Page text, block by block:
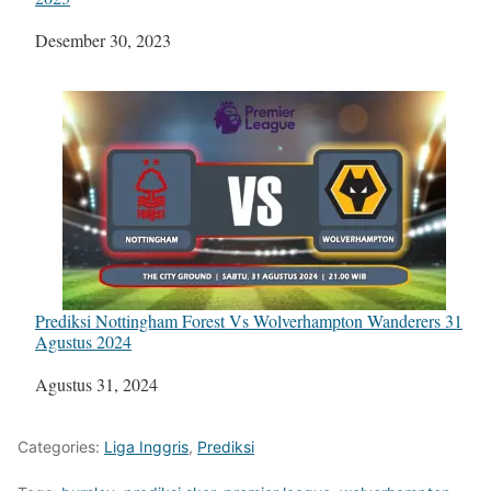
Tanggal
Desember 30, 2023
Prediksi Nottingham Forest Vs Wolverhampton Wanderers 31
Agustus 2024
Tanggal
Agustus 31, 2024
Categories: Liga Inggris, Prediksi